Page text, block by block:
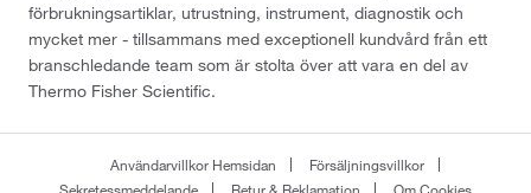
förbrukningsartiklar, utrustning, instrument, diagnostik och
mycket mer - tillsammans med exceptionell kundvård från ett
branschledande team som är stolta över att vara en del av
Thermo Fisher Scientific.
Användarvillkor Hemsidan
Försäljningsvillkor
Sekretessmeddelande
Retur & Reklamation Om Cookies